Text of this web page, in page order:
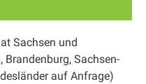
Sachsen und
Sachsen-
auf Anfrage)